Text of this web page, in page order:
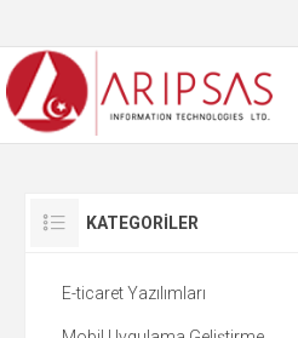
KATEGORILER
E-ticaret Yazılımları